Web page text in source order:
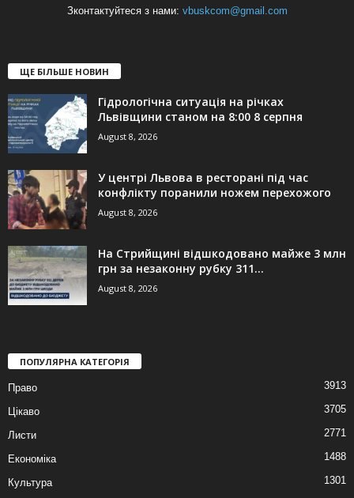
Зконтактуйтеся з нами: vbuskcom@gmail.com
ЩЕ БІЛЬШЕ НОВИН
Гідрологічна ситуація на річках
Львівщини станом на 8:00 8 серпня
August 8, 2026
У центрі Львова в ресторані під час
конфлікту поранили ножем перехожого
August 8, 2026
На Стрийщині відшкодовано майже 3 млн
грн за незаконну рубку 311...
August 8, 2026
ПОПУЛЯРНА КАТЕГОРІЯ
Право 3913
Цікаво 3705
Листи 2771
Економіка 1488
Культура 1301